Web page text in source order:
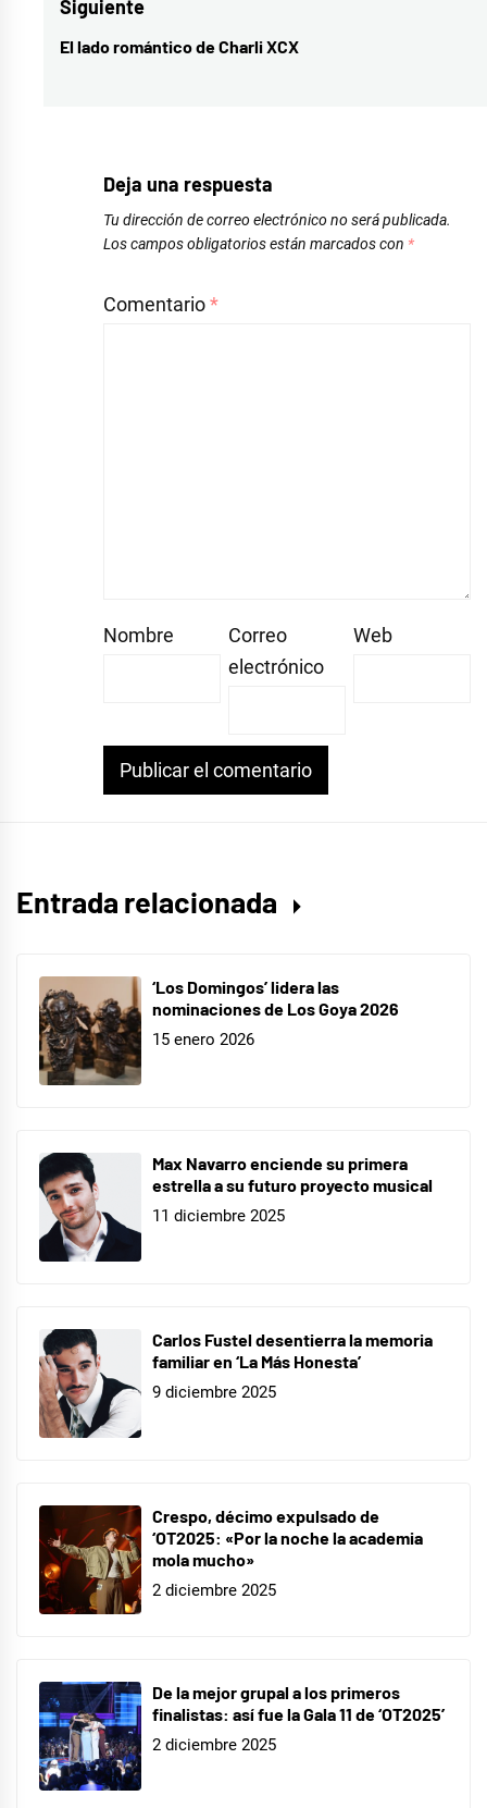
entradas
Siguiente
Entrada
El lado romántico de Charli XCX
Deja una respuesta
Tu dirección de correo electrónico no será publicada.
Los campos obligatorios están marcados con *
Comentario*
Nombre
Correo
electrónico
Web
Entrada relacionada
‘Los Domingos’ lidera las
nominaciones de Los Goya 2026
15 enero 2026
Max Navarro enciende su primera
estrella a su futuro proyecto musical
11 diciembre 2025
Carlos Fustel desentierra la memoria
familiar en ‘La Más Honesta’
9 diciembre 2025
Crespo, décimo expulsado de
‘OT2025: «Por la noche la academia
mola mucho»
2 diciembre 2025
De la mejor grupal a los primeros
finalistas: así fue la Gala 11 de ‘OT2025’
2 diciembre 2025